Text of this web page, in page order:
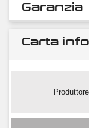
Garanzia
Carta
Produttore